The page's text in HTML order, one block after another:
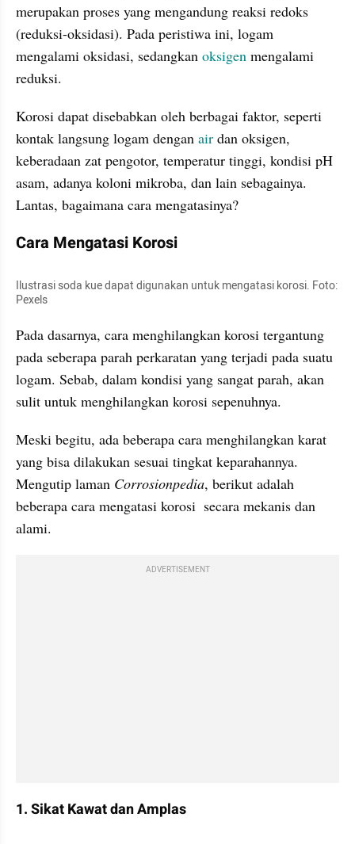
merupakan proses yang mengandung reaksi redoks
(reduksi-oksidasi). Pada peristiwa ini, logam
mengalami oksidasi, sedangkan oksigen mengalami
reduksi.
Korosi dapat disebabkan oleh berbagai faktor, seperti
kontak langsung logam dengan air dan oksigen,
keberadaan zat pengotor, temperatur tinggi, kondisi pH
asam, adanya koloni mikroba, dan lain sebagainya.
Lantas, bagaimana cara mengatasinya?
Cara Mengatasi Korosi
Ilustrasi soda kue dapat digunakan untuk mengatasi korosi. Foto:
Pexels
Pada dasarnya, cara menghilangkan korosi tergantung
pada seberapa parah perkaratan yang terjadi pada suatu
logam. Sebab, dalam kondisi yang sangat parah, akan
sulit untuk menghilangkan korosi sepenuhnya.
Meski begitu, ada beberapa cara menghilangkan karat
yang bisa dilakukan sesuai tingkat keparahannya.
Mengutip laman Corrosionpedia, berikut adalah
beberapa cara mengatasi korosi  secara mekanis dan
alami.
ADVERTISEMENT
1. Sikat Kawat dan Amplas